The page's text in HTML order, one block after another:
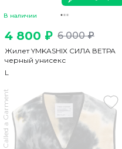
В наличии
4 800 ₽ 6 000 ₽
Жилет YMKASHIX СИЛА ВЕТРА
черный унисекс
L
Called a Garment